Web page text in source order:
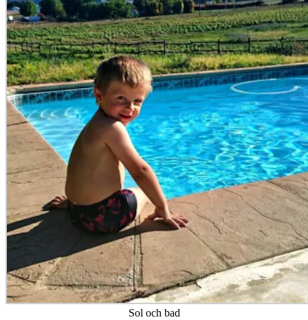
Sol och bad